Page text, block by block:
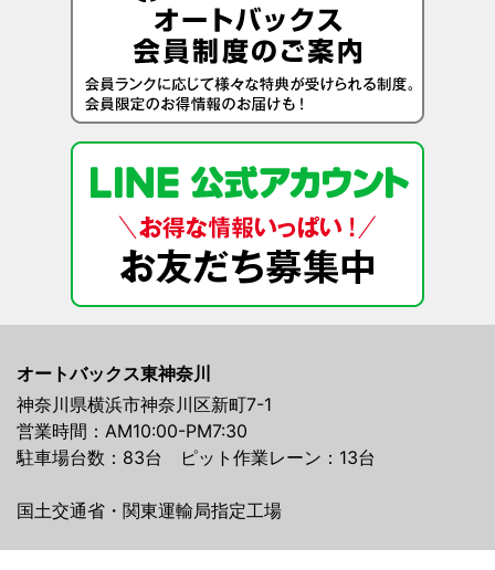
オートバックス東神奈川
神奈川県横浜市神奈川区新町7-1
営業時間：AM10:00-PM7:30
駐車場台数：83台 ピット作業レーン：13台
国土交通省・関東運輸局指定工場